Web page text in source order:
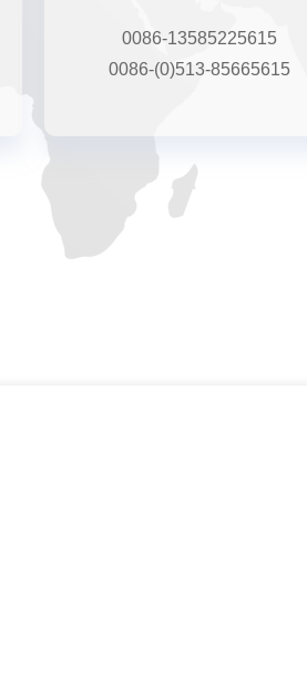
0086-13585225615
0086-(0)513-85665615